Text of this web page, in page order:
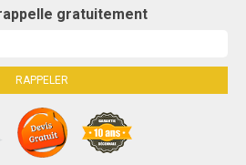
gratuitement